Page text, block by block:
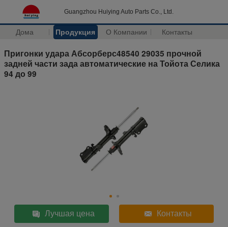
Guangzhou Huiying Auto Parts Co., Ltd.
Дома Продукция О Компании Контакты
Пригонки удара Абсорберс48540 29035 прочной
задней части зада автоматические на Тойота Селика
94 до 99
Лучшая цена Контакты